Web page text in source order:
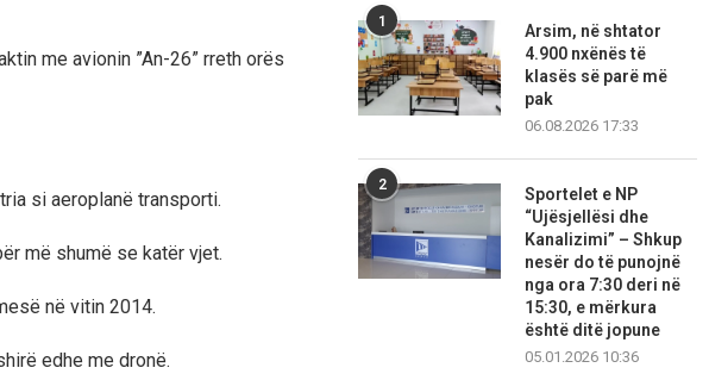
me avionin ”An-26” rreth orës
si aeroplanë transporti.
më shumë se katër vjet.
në vitin 2014.
edhe me dronë.
1
Arsim, në shtator
4.900 nxënës të
klasës së parë më
pak
06.08.2026 17:33
2
Sportelet e NP
“Ujësjellësi dhe
Kanalizimi” – Shkup
nesër do të punojnë
nga ora 7:30 deri në
15:30, e mërkura
është ditë jopune
05.01.2026 10:36